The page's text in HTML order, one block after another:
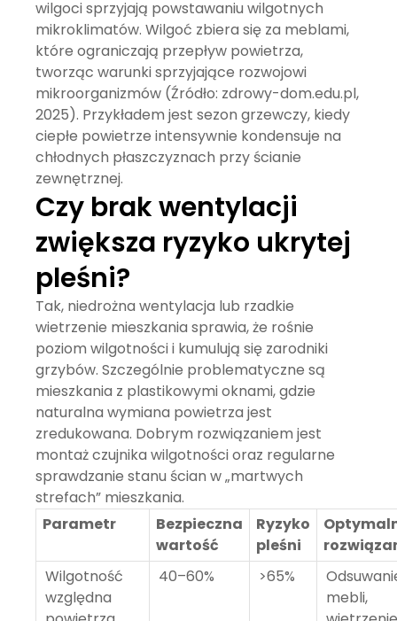
wilgoci sprzyjają powstawaniu wilgotnych
mikroklimatów. Wilgoć zbiera się za meblami,
które ograniczają przepływ powietrza,
tworząc warunki sprzyjające rozwojowi
mikroorganizmów (Źródło: zdrowy-dom.edu.pl,
2025). Przykładem jest sezon grzewczy, kiedy
ciepłe powietrze intensywnie kondensuje na
chłodnych płaszczyznach przy ścianie
zewnętrznej.
Czy brak wentylacji
zwiększa ryzyko ukrytej
pleśni?
Tak, niedrożna wentylacja lub rzadkie
wietrzenie mieszkania sprawia, że rośnie
poziom wilgotności i kumulują się zarodniki
grzybów. Szczególnie problematyczne są
mieszkania z plastikowymi oknami, gdzie
naturalna wymiana powietrza jest
zredukowana. Dobrym rozwiązaniem jest
montaż czujnika wilgotności oraz regularne
sprawdzanie stanu ścian w „martwych
strefach” mieszkania.
Parametr
Bezpieczna
wartość
Ryzyko
pleśni
Wilgotność
względna
40–60% >65%
mebli,